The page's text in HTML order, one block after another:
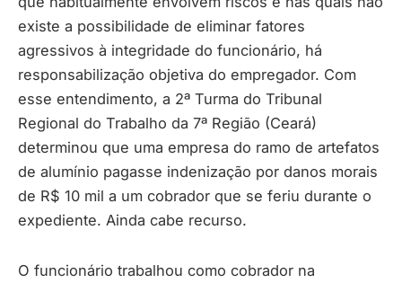
existe a possibilidade de eliminar fatores
agressivos à integridade do funcionário, há
responsabilização objetiva do empregador. Com
esse entendimento, a 2ª Turma do Tribunal
Regional do Trabalho da 7ª Região (Ceará)
determinou que uma empresa do ramo de artefatos
de alumínio pagasse indenização por danos morais
de R$ 10 mil a um cobrador que se feriu durante o
expediente. Ainda cabe recurso.
O funcionário trabalhou como cobrador na